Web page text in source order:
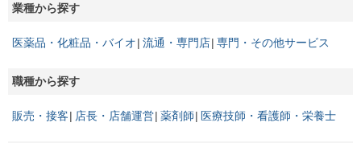
業種から探す
医薬品・化粧品・バイオ 流通・専門店 専門・その他サービス
職種から探す
販売・接客 店長・店舗運営 薬剤師 医療技師・看護師・栄養士